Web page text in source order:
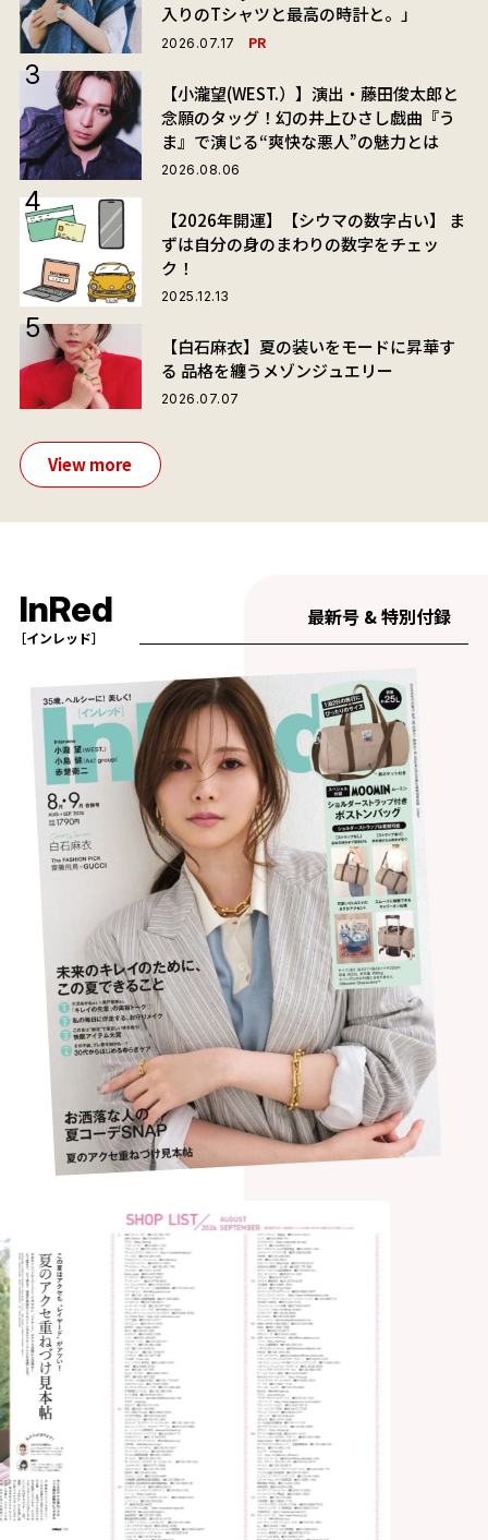
入りのTシャツと最高の時計と。」
2026.07.17 PR
【小瀧望(WEST.）】演出・藤田俊太郎と
念願のタッグ！幻の井上ひさし戯曲『う
ま』で演じる“爽快な悪人”の魅力とは
2026.08.06
【2026年開運】【シウマの数字占い】 ま
ずは自分の身のまわりの数字をチェッ
ク！
2025.12.13
【白石麻衣】夏の装いをモードに昇華す
る 品格を纏うメゾンジュエリー
2026.07.07
View more
InRed
［インレッド］
最新号 & 特別付録